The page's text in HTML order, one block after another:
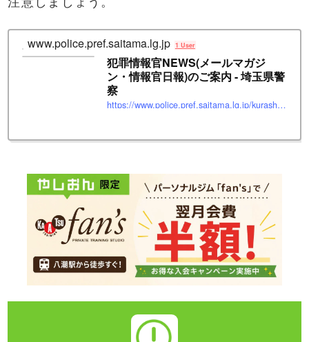
www.police.pref.saitama.lg.jp 1 User
犯罪情報官NEWS(メールマガジ
ン・情報官日報)のご案内 - 埼玉県警
察
https://www.police.pref.saitama.lg.jp/kurashi/annai/index.html